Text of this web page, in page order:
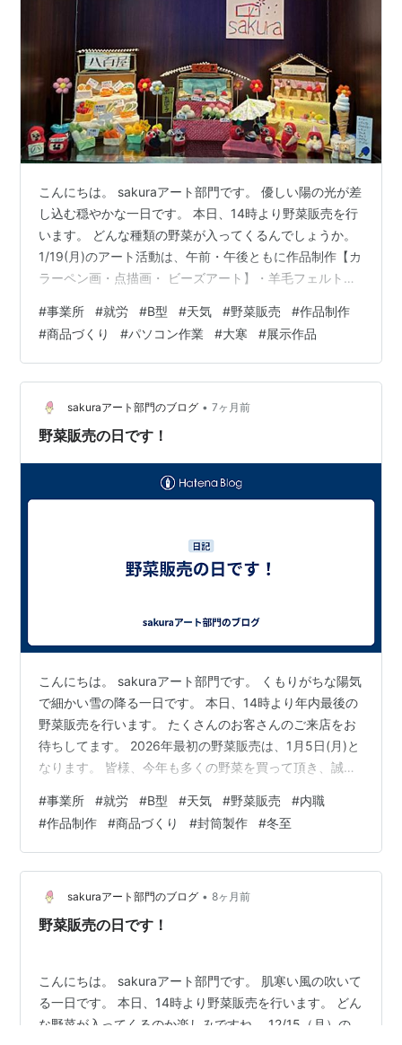
こんにちは。 sakuraアート部門です。 優しい陽の光が差
し込む穏やかな一日です。 本日、14時より野菜販売を行
います。 どんな種類の野菜が入ってくるんでしょうか。
1/19(月)のアート活動は、午前・午後ともに作品制作【カ
ラーペン画・点描画・ ビーズアート】・羊毛フェルト・
らかなムードでスタッフのかたと仕事しています。 あっ
という間に1月半ばとなりました。 明日は、一年で最も厳
しい寒さの【大寒】です。 今週は、普段よりも寒くなる
みたいなのでしっかり体調を整えていきましょう。 また
先日、事業所で制作した展示作品を「ひまわり新琴似店
様」に展示…
#事業所 #就労 #B型 #天気 #野菜販売 #作品制作
#商品づくり #パソコン作業 #大寒 #展示作品
sakuraアート部門のブログ • 7ヶ月前
野菜販売の日です！
こんにちは。 sakuraアート部門です。 くもりがちな陽気
で細かい雪の降る一日です。 本日、14時より年内最後の
野菜販売を行います。 たくさんのお客さんのご来店をお
待ちしてます。 2026年最初の野菜販売は、1月5日(月)と
なります。 皆様、今年も多くの野菜を買って頂き、誠に
す。 12/22(月)のアート活動は、午前・午後ともに内職
【書類の仕分け作業】・作品制作 【絵画・カラーペン
画】・商品づくり・封筒製作・パソコン作業・ブログの
更新作業 などを賑やかな雰囲気でスタッフのかたと仕事
しています。 2025年も残りわずかとなってきました。
きょう…
#事業所 #就労 #B型 #天気 #野菜販売 #内職
#作品制作 #商品づくり #封筒製作 #冬至
sakuraアート部門のブログ • 8ヶ月前
野菜販売の日です！